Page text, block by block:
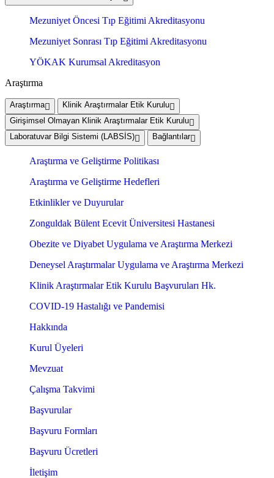
Mezuniyet Öncesi Tıp Eğitimi Akreditasyonu
Mezuniyet Sonrası Tıp Eğitimi Akreditasyonu
YÖKAK Kurumsal Akreditasyon
Araştırma
Araştırma
Klinik Araştırmalar Etik Kurulu
Girişimsel Olmayan Klinik Araştırmalar Etik Kurulu
Laboratuvar Bilgi Sistemi (LABSİS)
Bağlantılar
Araştırma ve Geliştirme Politikası
Araştırma ve Geliştirme Hedefleri
Etkinlikler ve Duyurular
Zonguldak Bülent Ecevit Üniversitesi Hastanesi
Obezite ve Diyabet Uygulama ve Araştırma Merkezi
Deneysel Araştırmalar Uygulama ve Araştırma Merkezi
Klinik Araştırmalar Etik Kurulu Başvuruları Hk.
COVID-19 Hastalığı ve Pandemisi
Hakkında
Kurul Üyeleri
Mevzuat
Çalışma Takvimi
Başvurular
Başvuru Formları
Başvuru Ücretleri
İletişim